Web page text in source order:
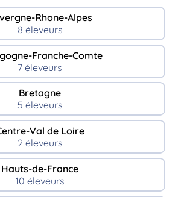
Rhone-Alpes
8 éleveurs
Franche-Comte
7 éleveurs
Bretagne
5 éleveurs
Val de Loire
2 éleveurs
Hauts-de-France
10 éleveurs